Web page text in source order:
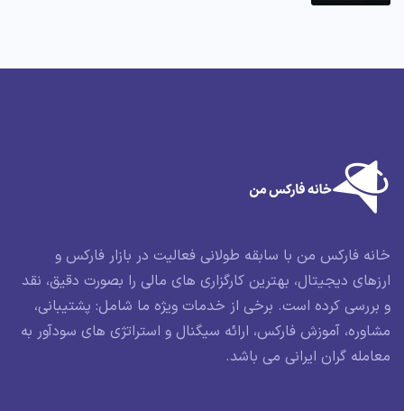
خانه فارکس من با سابقه طولانی فعالیت در بازار فارکس و
ارزهای دیجیتال، بهترین کارگزاری های مالی را بصورت دقیق، نقد
و بررسی کرده است. برخی از خدمات ویژه ما شامل: پشتیبانی،
مشاوره، آموزش فارکس، ارائه سیگنال و استراتژی های سودآور به
معامله گران ایرانی می باشد.